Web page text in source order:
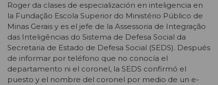
Roger da clases de especialización en inteligencia en
la Fundação Escola Superior do Ministério Público de
Minas Gerais y es el jefe de la Assessoria de Integração
das Inteligências do Sistema de Defesa Social da
Secretaria de Estado de Defesa Social (SEDS). Después
de informar por teléfono que no conocía el
departamento ni el coronel, la SEDS confirmó el
puesto y el nombre del coronel por medio de un e-